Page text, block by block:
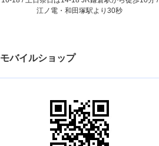
江ノ電・和田塚駅より30秒
モバイルショップ